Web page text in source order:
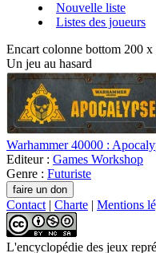
Nouvelle liste
Listes des joueurs
Encart colonne bottom 200
Un jeu au hasard
Warhammer 40000 :
Editeur : Games Workshop
Genre : Futuriste
Contact | Charte | Mentions
L'encyclopédie des jeux